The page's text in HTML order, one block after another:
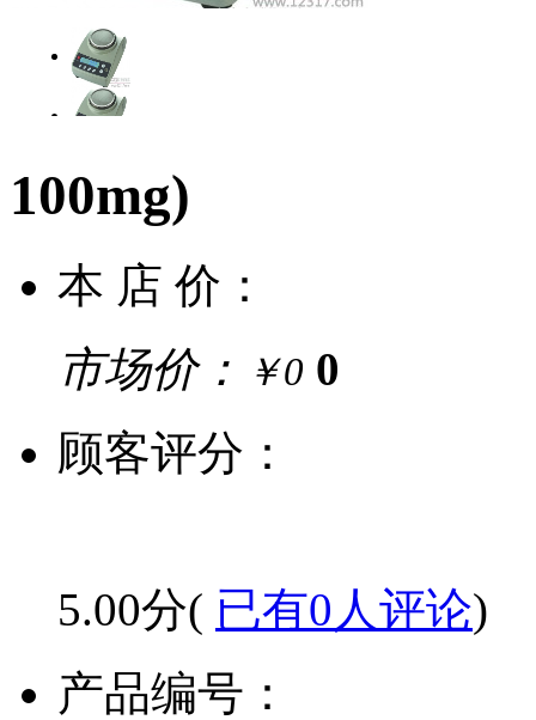
100mg)
本 店 价：
市场价：
￥0 0
顾客评分：
5.00分( 已有0人评论)
产品编号：